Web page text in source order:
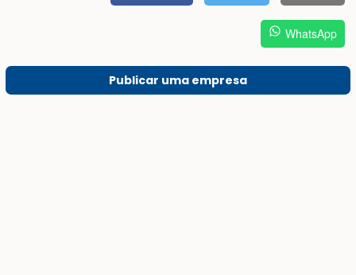
WhatsApp
Publicar uma empresa